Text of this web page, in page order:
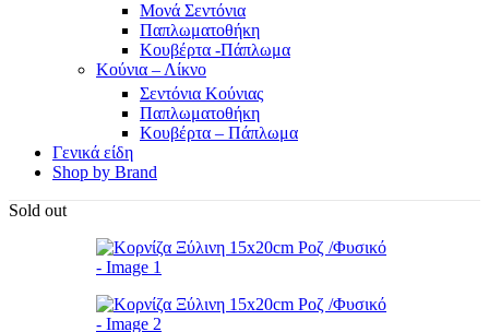
Μονά Σεντόνια
Παπλωματοθήκη
Κουβέρτα -Πάπλωμα
Κούνια – Λίκνο
Σεντόνια Κούνιας
Παπλωματοθήκη
Κουβέρτα – Πάπλωμα
Γενικά είδη
Shop by Brand
Sold out